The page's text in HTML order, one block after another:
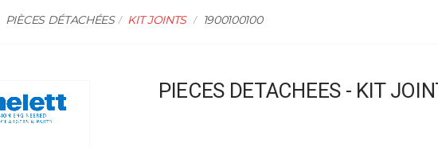
PIÈCES DÉTACHÉES KIT JOINTS 1900100100
PIECES DETACHEES - KIT